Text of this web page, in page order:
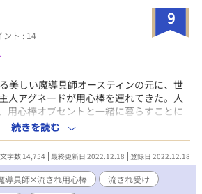
9
ント : 14
美しい魔導具師オースティンの元に、世
人アグネードが用心棒を連れてきた。人
用心棒オブセントと一緒に暮らすことに
具師✕世話焼き流され用心棒。 ※初の濁音
イトノベルズさんでも公開しておりま
続きを読む
文字数 14,754 最終更新日 2022.12.18 登録日 2022.12.18
導具師✕流され用心棒
流され受け